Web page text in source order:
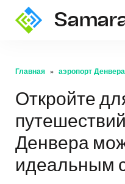
Главная аэропорт Денвера
Откройте
Денвера
идеальным